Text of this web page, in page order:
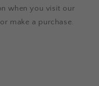
when you visit our
or make a purchase.